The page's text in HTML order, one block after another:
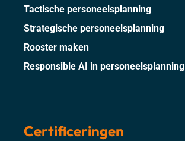
Tactische personeelsplanning
Strategische personeelsplanning
Rooster maken
Responsible AI in personeelsplanning
Certificeringen